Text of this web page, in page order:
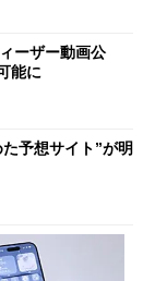
ーザー動画公
能に
予想サイト”が明